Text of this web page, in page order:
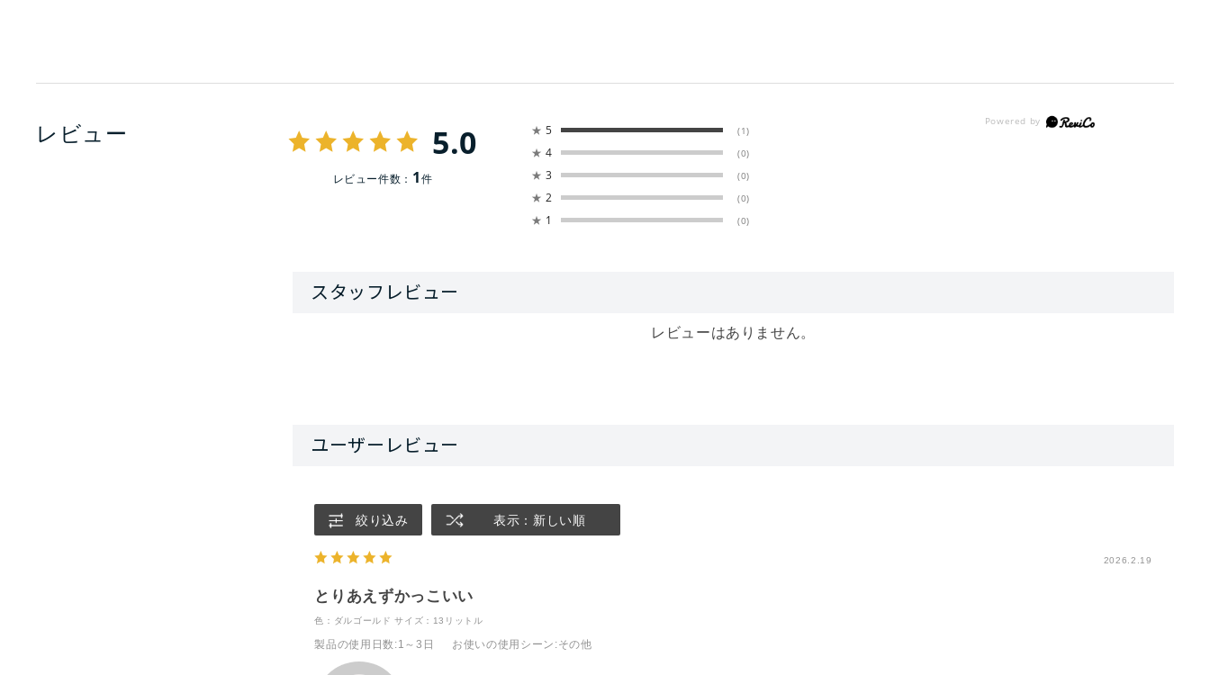
レビュー 5.0
レビュー件数： 1件
★ 5 (1)
★ 4 (0)
★ 3 (0)
★ 2 (0)
★ 1 (0)
絞り込み 表示：新しい順
2026.2.19
とりあえずかっこいい
色：ダルゴールド サイズ：13リットル
製品の使用日数 :1～3日 お使いの使用シーン :その他
レビューはありません。